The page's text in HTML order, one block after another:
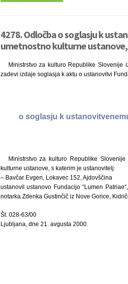
4278. Odločba o soglasju k
umetnostno kulturne ustanove,
Ministrstvo za kulturo Republike
zadevi izdaje soglasja k aktu o ustanovitvi
o soglasju k
Ministrstvo za kulturo Republike
kulturne ustanove, s katerim je ustanovitelj:
– Bavčar Evgen, Lokavec 152, Ajdovščina
ustanovil ustanovo Fundacijo “Lumen
notarka Zdenka Gustinčič iz Nove Gorice,
Št. 028-63/00
Ljubljana, dne 21. avgusta 2000.